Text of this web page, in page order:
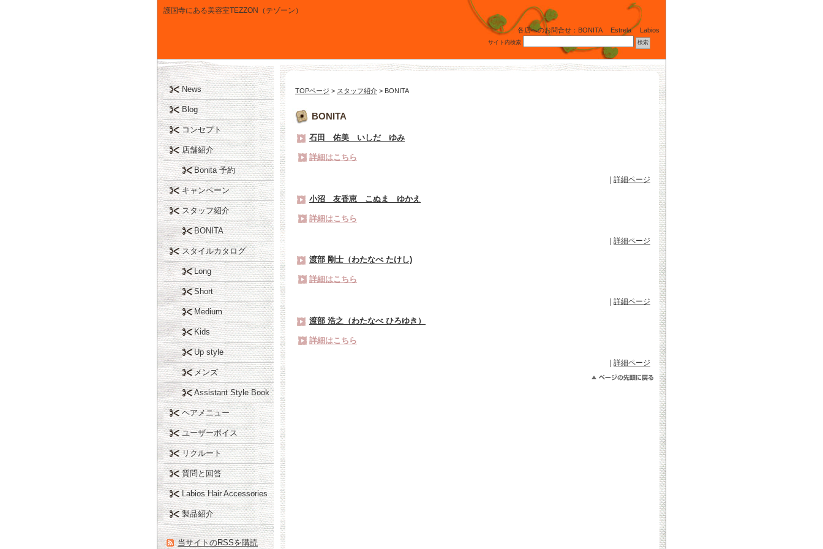
護国寺にある美容室TEZZON（テゾーン）
各店へのお問合せ：BONITA Estrela Labios
サイト内検索
TOPページ > スタッフ紹介 > BONITA
BONITA
石田 佑美 いしだ ゆみ
詳細はこちら
詳細ページ
小沼 友香恵 こぬま ゆかえ
詳細はこちら
| 詳細ページ
渡部 剛士（わたなべ たけし)
詳細はこちら
詳細ページ
渡部 浩之（わたなべ ひろゆき）
詳細はこちら
| 詳細ページ
News
Blog
コンセプト
店舗紹介
Bonita 予約
キャンペーン
スタッフ紹介
BONITA
スタイルカタログ
Long
Short
Medium
Kids
Up style
メンズ
Assistant Style Book
ヘアメニュー
ユーザーボイス
リクルート
質問と回答
Labios Hair Accessories
製品紹介
当サイトのRSSを購読